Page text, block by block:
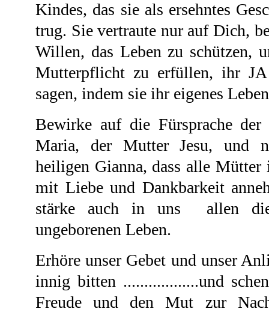
Kindes, das sie als ersehntes
trug. Sie vertraute nur auf Dich,
Willen, das Leben zu schützen,
Mutterpflicht zu erfüllen, ihr
sagen, indem sie ihr eigenes
Bewirke auf die Fürsprache der
Maria, der Mutter Jesu, und
heiligen Gianna, dass alle Mütter
mit Liebe und Dankbarkeit
stärke auch in uns allen
ungeborenen Leben.
Erhöre unser Gebet und unser
innig bitten ..................und
Freude und den Mut zur